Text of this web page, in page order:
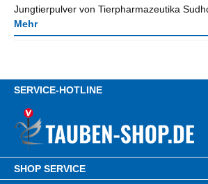
Jungtierpulver von Tierpharmazeutika
Mehr
SERVICE-HOTLINE
SHOP SERVICE